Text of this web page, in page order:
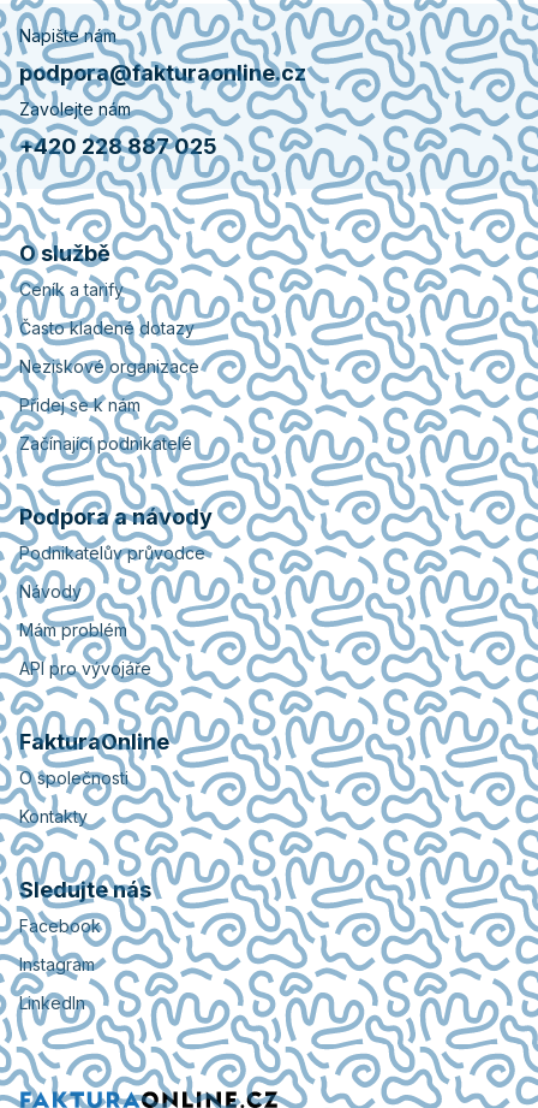
Napište nám
podpora@fakturaonline.cz
Zavolejte nám
+420 228 887 025
O službě
Ceník a tarify
Často kladené dotazy
Neziskové organizace
Přidej se k nám
Začínající podnikatelé
Podpora a návody
Podnikatelův průvodce
Návody
Mám problém
API pro vývojáře
FakturaOnline
O společnosti
Kontakty
Sledujte nás
Facebook
Instagram
LinkedIn